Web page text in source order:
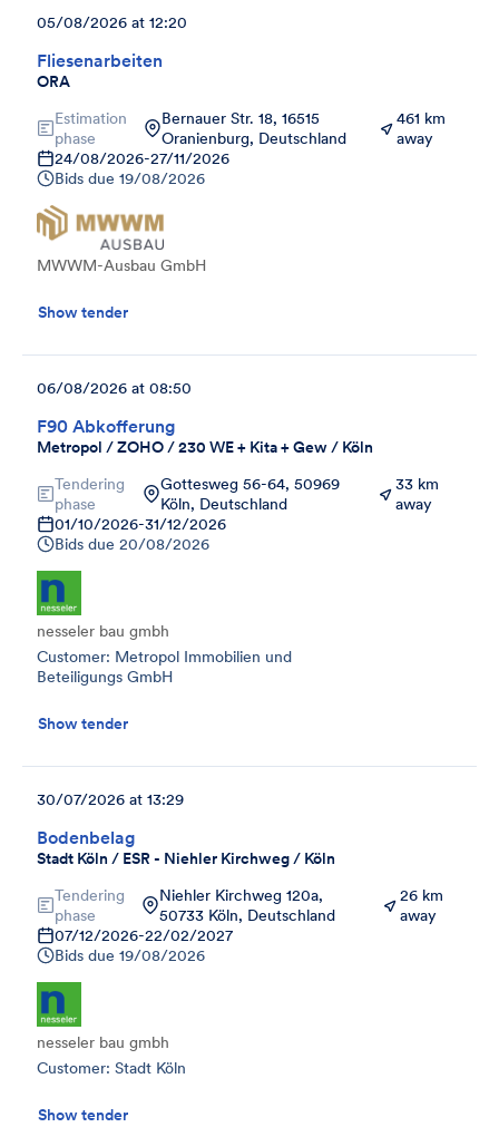
Fliesenarbeiten
ORA
05/08/2026 at 12:20
Estimation
phase
Bernauer Str. 18, 16515
Oranienburg, Deutschland
461 km
away
24/08/2026-27/11/2026
Bids due 19/08/2026
MWWM-Ausbau GmbH
Show tender
F90 Abkofferung
Metropol / ZOHO / 230 WE + Kita + Gew / Köln
06/08/2026 at 08:50
Tendering
phase
Gottesweg 56-64, 50969
Köln, Deutschland
33 km
away
01/10/2026-31/12/2026
Bids due 20/08/2026
nesseler bau gmbh
Customer: Metropol Immobilien und
Beteiligungs GmbH
Show tender
Bodenbelag
Stadt Köln / ESR - Niehler Kirchweg / Köln
30/07/2026 at 13:29
Tendering
phase
Niehler Kirchweg 120a,
50733 Köln, Deutschland
26 km
away
07/12/2026-22/02/2027
Bids due 19/08/2026
nesseler bau gmbh
Customer: Stadt Köln
Show tender